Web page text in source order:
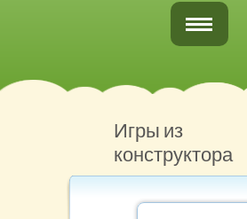
Главная
Наши контакты
Игры из
конструктора